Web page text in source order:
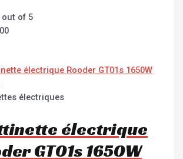
out of 5
électriques
électrique
GT01s 1650W